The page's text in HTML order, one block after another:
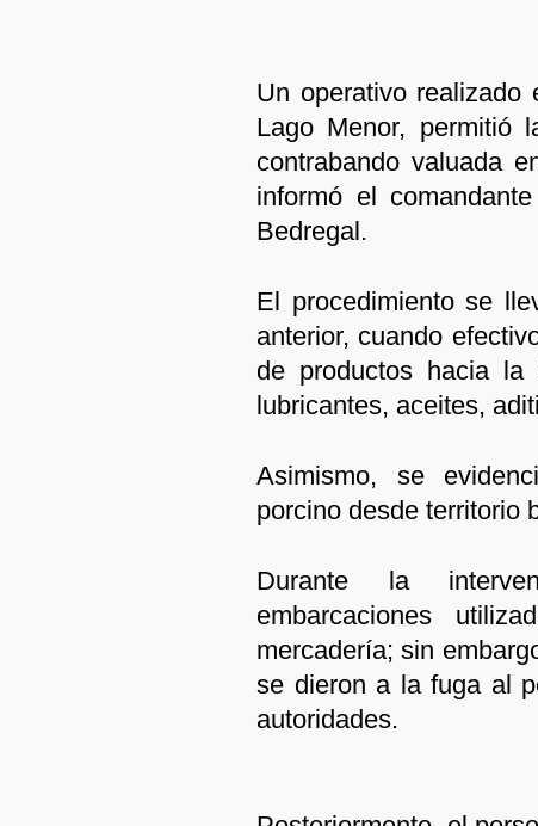
Un operativo realizado
Lago Menor, permitió
contrabando valuada
informó el
Bedregal.
El procedimiento se
anterior, cuando
de productos hacia la
lubricantes, aceites,
Asimismo, se
porcino desde territorio
Durante la
embarcaciones
mercadería; sin
se dieron a la fuga al
autoridades.